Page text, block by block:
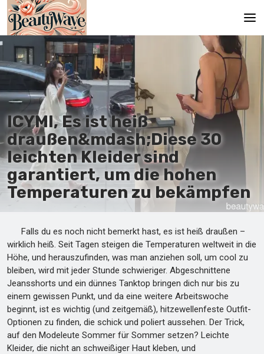
Hauptseite
En
Es
Ru
It
De
ICYMI, Es ist heiß
draußen&mdash;Diese 30
leichten Kleider sind
garantiert, um die hohen
Temperaturen zu bekämpfen
Falls du es noch nicht bemerkt hast, es ist heiß draußen –
wirklich heiß. Seit Tagen steigen die Temperaturen weltweit in die
Höhe, und herauszufinden, was man anziehen soll, um cool zu
bleiben, wird mit jeder Stunde schwieriger. Abgeschnittene
Jeansshorts und ein dünnes Tanktop bringen dich nur bis zu
einem gewissen Punkt, und da eine weitere Arbeitswoche
beginnt, ist es wichtig (und zeitgemäß), hitzewellenfeste Outfit-
Optionen zu finden, die schick und poliert aussehen. Der Trick,
auf den Modeleute Sommer für Sommer setzen? Leichte
Kleider, die nicht an schweißiger Haut kleben, und